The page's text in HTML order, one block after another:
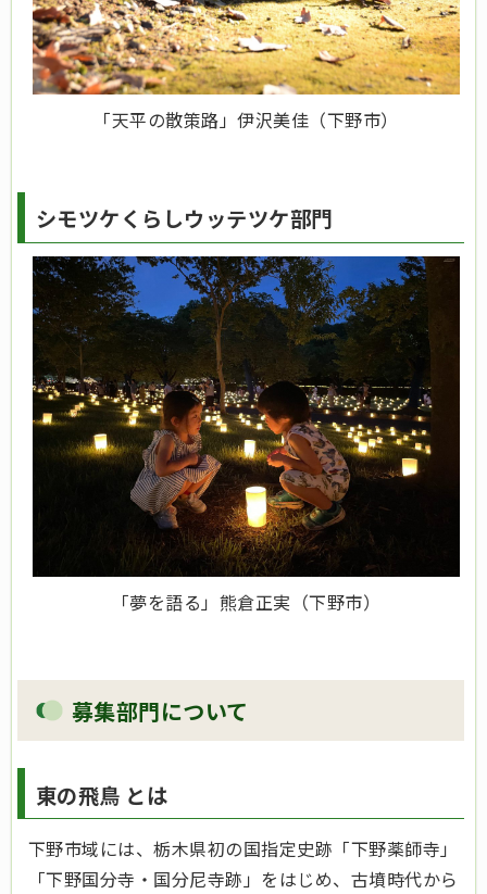
「天平の散策路」伊沢美佳（下野市）
シモツケくらしウッテツケ部門
「夢を語る」熊倉正実（下野市）
募集部門について
東の飛鳥 とは
下野市域には、栃木県初の国指定史跡「下野薬師寺」
「下野国分寺・国分尼寺跡」をはじめ、古墳時代から